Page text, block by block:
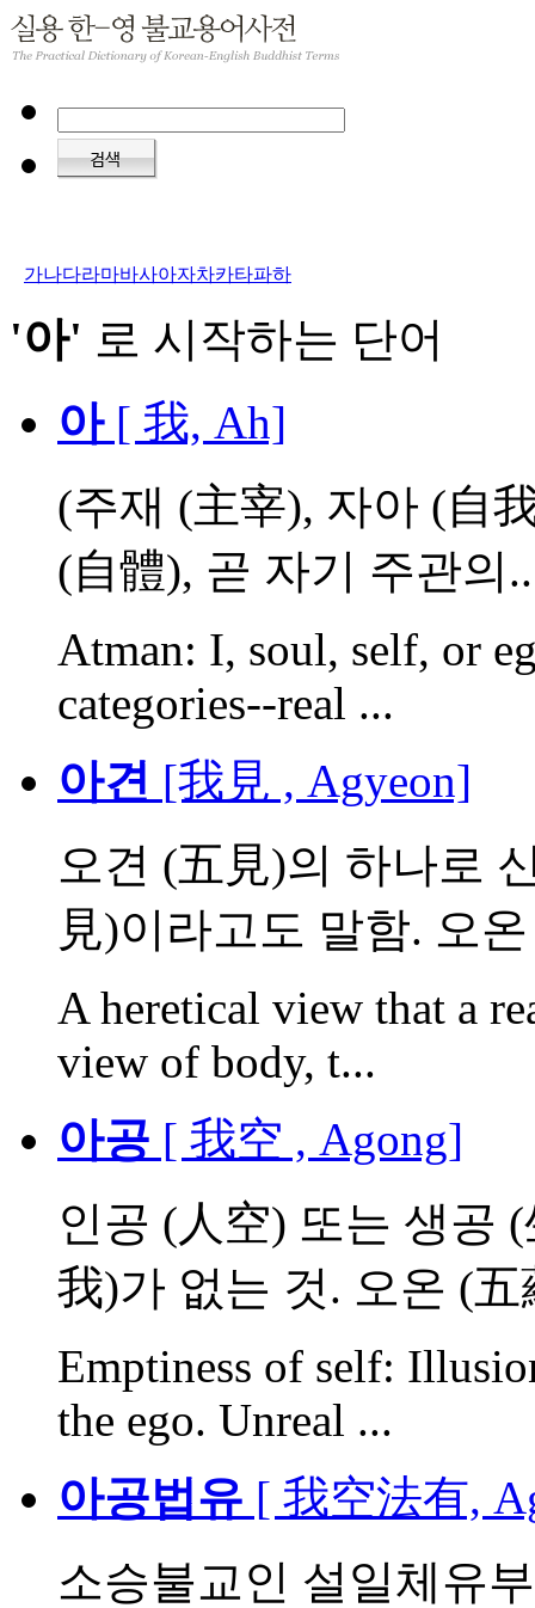
가나다라마바사아자차카타파하
'아' 로 시작하는 단어
아[ 我, Ah]
(주재 (主宰), 자아 (自
(自體), 곧 자기 주관의
Atman: I, soul, self, or
categories--real ...
아견 [我見 , Agyeon]
오견 (五見)의 하나로
見)이라고도 말함. 오
A heretical view that a
view of body, t...
아공 [ 我空 , Agong]
인공 (人空) 또는 생공
我)가 없는 것. 오온 (五
Emptiness of self:
the ego. Unreal ...
아공법유 [ 我空法有,
소승불교인 설일체유